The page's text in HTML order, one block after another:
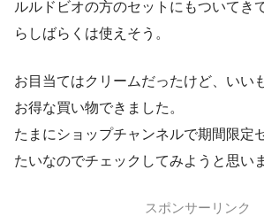
ルルドビオの方のセットにもついてき
らしばらくは使えそう。
お目当てはクリームだったけど、いい
お得な買い物できました。
たまにショップチャンネルで期間限定
たいなのでチェックしてみようと思い
スポンサーリンク